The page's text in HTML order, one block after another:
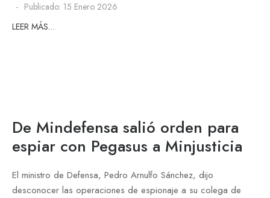
Publicado: 15 Enero 2026
LEER MÁS…
De Mindefensa salió orden para
espiar con Pegasus a Minjusticia
El ministro de Defensa, Pedro Arnulfo Sánchez, dijo
desconocer las operaciones de espionaje a su colega de